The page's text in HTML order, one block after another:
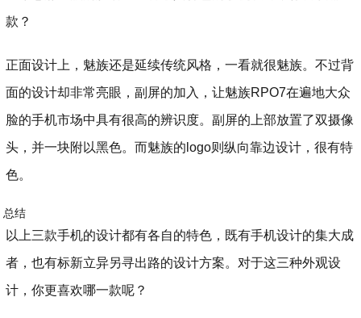
正面设计上，魅族还是延续传统风格，一看就很魅族。不过背
面的设计却非常亮眼，副屏的加入，让魅族RPO7在遍地大众
脸的手机市场中具有很高的辨识度。副屏的上部放置了双摄像
头，并一块附以黑色。而魅族的logo则纵向靠边设计，很有特
色。
总结
以上三款手机的设计都有各自的特色，既有手机设计的集大成
者，也有标新立异另寻出路的设计方案。对于这三种外观设
计，你更喜欢哪一款呢？